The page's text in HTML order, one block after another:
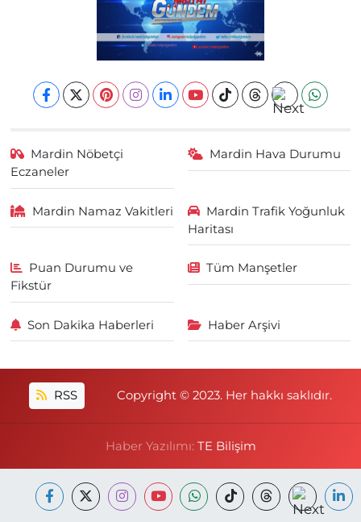
Mardin Nöbetçi
Eczaneler
Mardin Hava Durumu
Mardin Namaz Vakitleri
Mardin Trafik Yoğunluk
Haritası
Puan Durumu ve
Fikstür
Tüm Manşetler
Son Dakika Haberleri Haber Arşivi
RSS Copyright © 2023. Her hakkı saklıdır.
Haber Yazılımı: TE Bilişim